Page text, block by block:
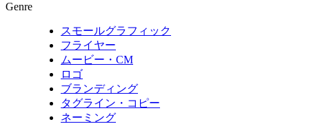
Genre
スモールグラフィック
フライヤー
ムービー・CM
ロゴ
ブランディング
タグライン・コピー
ネーミング